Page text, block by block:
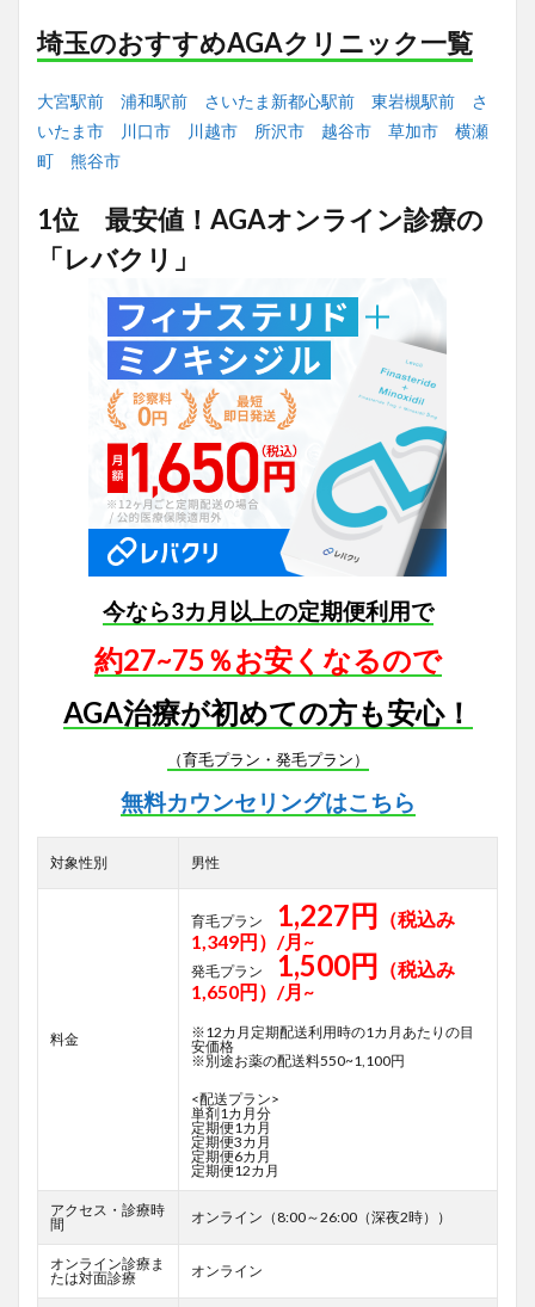
埼玉のおすすめAGAクリニック一覧
大宮駅前 浦和駅前 さいたま新都心駅前 東岩槻駅前
さ
いたま市
川口市 川越市 所沢市 越谷市 草加市
横瀬
町
熊谷市
1位 最安値！AGAオンライン診療の
「レバクリ」
今なら3カ月以上の定期便利用で
約27~75％お安くなるので
AGA治療が初めての方も安心！
（育毛プラン・発毛プラン）
無料カウンセリングはこちら
対象性別 男性
料金
育毛プラン 1,227円 （税込み
1,349円）/月~
発毛プラン 1,500円 （税込み
1,650円）/月~
※12カ月定期配送利用時の1カ月あたりの目
安価格
※別途お薬の配送料550~1,100円
<配送プラン>
単剤1カ月分
定期便1カ月
定期便3カ月
定期便6カ月
定期便12カ月
アクセス・診療時
間
オンライン（8:00～26:00（深夜2時））
オンライン診療ま
たは対面診療
オンライン